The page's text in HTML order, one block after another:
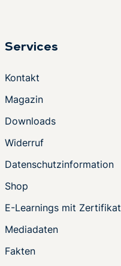
Services
Kontakt
Magazin
Downloads
Widerruf
Datenschutzinformation
Shop
E-Learnings mit Zertifikat
Mediadaten
Fakten